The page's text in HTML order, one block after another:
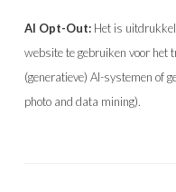
AI Opt-Out: Het is
website te gebruiken voor het
(generatieve) AI-systemen of
photo and data mining).